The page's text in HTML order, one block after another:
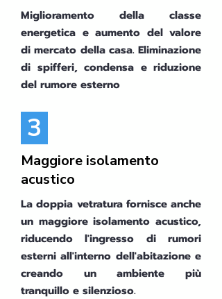
Miglioramento della classe
energetica e aumento del valore
di mercato della casa. Eliminazione
di spifferi, condensa e riduzione
del rumore esterno
3
Maggiore isolamento
acustico
La doppia vetratura fornisce anche
un maggiore isolamento acustico,
riducendo l'ingresso di rumori
esterni all'interno dell'abitazione e
creando un ambiente più
tranquillo e silenzioso.